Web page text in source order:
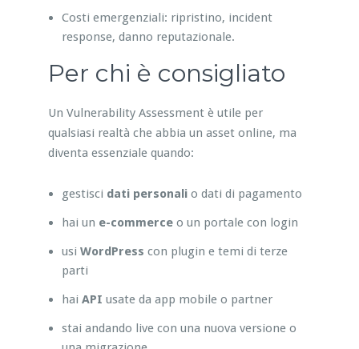
Costi emergenziali: ripristino, incident
response, danno reputazionale.
Per chi è consigliato
Un Vulnerability Assessment è utile per
qualsiasi realtà che abbia un asset online, ma
diventa essenziale quando:
gestisci dati personalio dati di pagamento
hai un e-commerceo un portale con login
usi WordPress con plugin e temi di terze
parti
hai API usate da app mobile o partner
stai andando live con una nuova versione o